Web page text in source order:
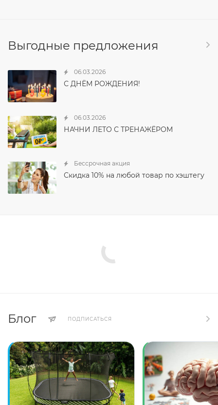
Выгодные предложения
06.03.2026
С ДНЁМ РОЖДЕНИЯ!
06.03.2026
НАЧНИ ЛЕТО С ТРЕНАЖЁРОМ
Бессрочная акция
Скидка 10% на любой товар по хэштегу
Блог ПОДПИСАТЬСЯ